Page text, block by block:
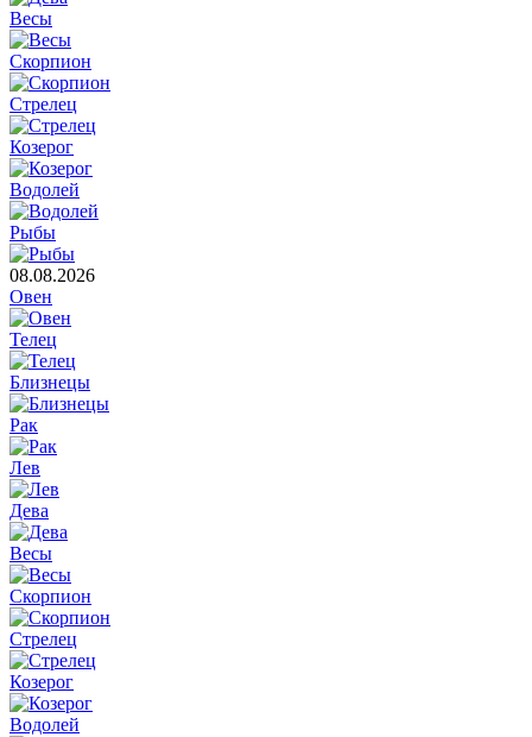
Весы
Скорпион
Стрелец
Козерог
Водолей
Рыбы
08.08.2026
Овен
Телец
Близнецы
Рак
Лев
Дева
Весы
Скорпион
Стрелец
Козерог
Водолей